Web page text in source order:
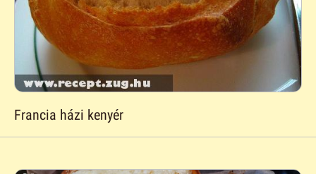
Francia házi kenyér